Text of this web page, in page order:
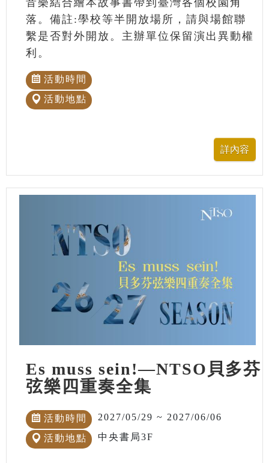
落。備註:學校等半開放場所，請與場館聯
繫是否對外開放。主辦單位保留演出異動權
利。
活動時間
活動地點
Es muss sein!—NTSO貝多芬
弦樂四重奏全集
活動時間 2027/05/29 ~ 2027/06/06
活動地點 中央書局3F